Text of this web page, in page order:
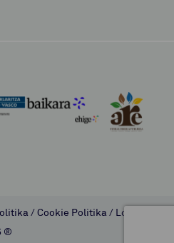
/Cookie Politika/ Lombok
®